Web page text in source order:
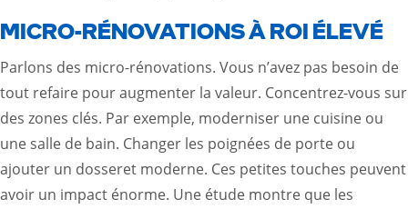
MICRO-RÉNOVATIONS À ROI ÉLEVÉ
Parlons des micro-rénovations. Vous n’avez pas besoin de
tout refaire pour augmenter la valeur. Concentrez-vous sur
des zones clés. Par exemple, moderniser une cuisine ou
une salle de bain. Changer les poignées de porte ou
ajouter un dosseret moderne. Ces petites touches peuvent
avoir un impact énorme. Une étude montre que les